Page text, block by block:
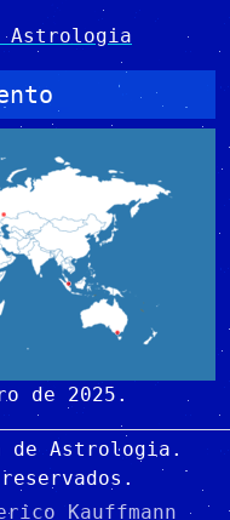
Astrologia
de 2025.
de Astrologia.
Kauffmann